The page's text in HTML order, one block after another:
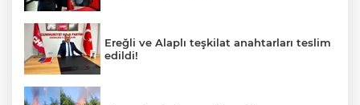
Ereğli ve Alaplı teşkilat anahtarları teslim
edildi!